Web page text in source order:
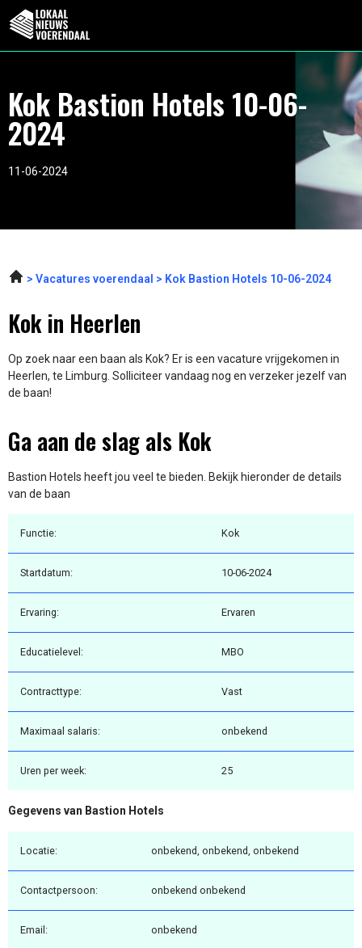
Kok Bastion Hotels 10-06-
2024
11-06-2024
Vacatures voerendaal Kok Bastion Hotels 10-06-2024
Kok in Heerlen
Op zoek naar een baan als Kok? Er is een vacature vrijgekomen in
Heerlen, te Limburg. Solliciteer vandaag nog en verzeker jezelf van
de baan!
Ga aan de slag als Kok
Bastion Hotels heeft jou veel te bieden. Bekijk hieronder de details
van de baan
Functie: Kok
Startdatum: 10-06-2024
Ervaring: Ervaren
Educatielevel: MBO
Contracttype: Vast
Maximaal salaris: onbekend
Uren per week: 25
Gegevens van Bastion Hotels
Locatie: onbekend, onbekend, onbekend
Contactpersoon: onbekend onbekend
Email: onbekend